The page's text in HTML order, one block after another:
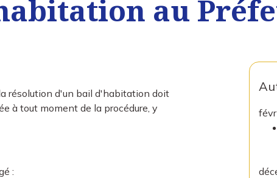
au
résolution d'un bail d'habitation doit
à tout moment de la procédure, y
: